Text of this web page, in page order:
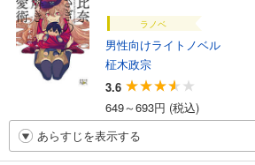
ラノベ
男性向けライトノベル
柾木政宗
3.6
649～693円 (税込)
あらすじを表示する